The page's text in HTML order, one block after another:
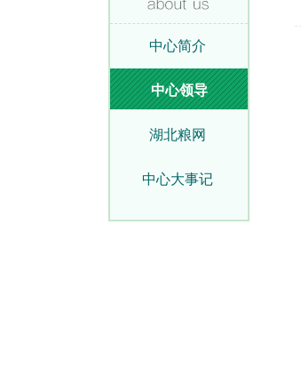
中心简介
中心领导
湖北粮网
中心大事记